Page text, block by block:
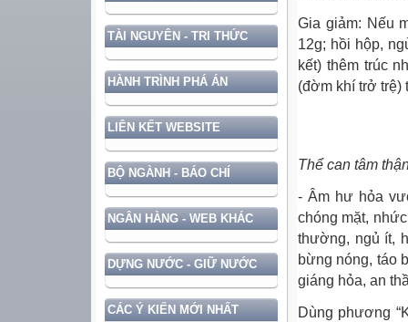
TÀI NGUYÊN - TRI THỨC
HÀNH TRÌNH PHÁ ÁN
LIÊN KẾT WEBSITE
BỘ NGÀNH - BÁO CHÍ
NGÂN HÀNG - WEB KHÁC
DỰNG NƯỚC - GIỮ NƯỚC
CÁC Ý KIẾN MỚI NHẤT
Gia giảm: Nếu
12g; hồi hộp,
kết) thêm trúc
(đờm khí trở trệ)
Thể can tâm
- Âm hư hỏa
chóng mặt,
thường, ngủ ít,
bừng nóng, táo
giáng hỏa, an
Dùng phương